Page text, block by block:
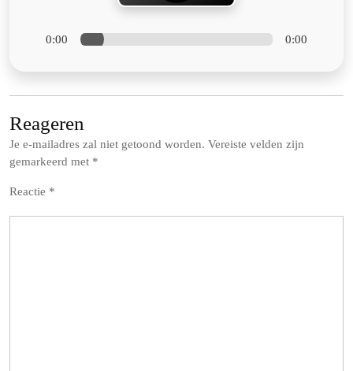
0:00 0:00
Reageren
Je e-mailadres zal niet getoond worden. Vereiste velden zijn
gemarkeerd met *
Reactie *